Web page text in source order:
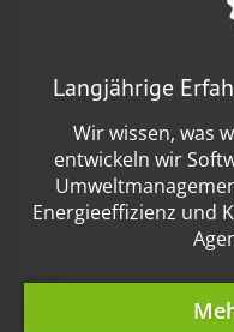
Langjährige
Wir wissen, was
entwickeln wir
Energieeffizienz und